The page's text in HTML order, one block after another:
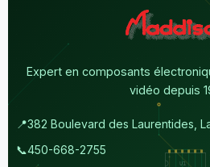
Expert en composants
vidéo depuis
📍382 Boulevard des Laurentides,
📞450-668-2755